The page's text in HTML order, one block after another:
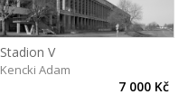
Stadion V
Kencki Adam
7 000 Kč